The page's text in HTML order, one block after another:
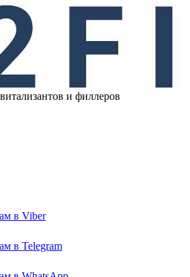
и филлеров
в Viber
в Telegram